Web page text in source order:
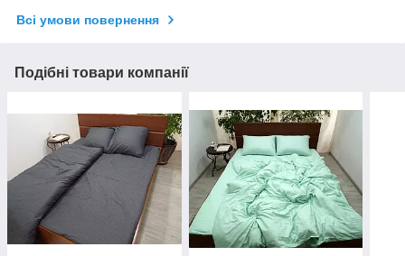
Всі умови повернення
Подібні товари компанії